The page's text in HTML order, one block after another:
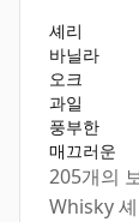
셰리
바닐라
오크
과일
풍부한
매끄러운
205개의
Whisky